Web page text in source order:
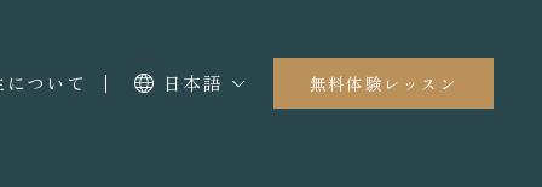
ついて 日本語 無料体験レッスン